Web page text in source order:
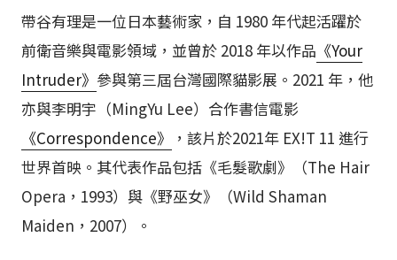
帶谷有理是一位日本藝術家，自 1980 年代起活躍於
前衛音樂與電影領域，並曾於 2018 年以作品 《Your
Intruder》 參與第三屆台灣國際貓影展。2021 年，他
亦與李明宇（MingYu Lee）合作書信電影
《Correspondence》
，該片於2021年 EX!T 11 進行
世界首映。其代表作品包括《毛髮歌劇》（The Hair
Opera，1993）與《野巫女》（Wild Shaman
Maiden，2007）。